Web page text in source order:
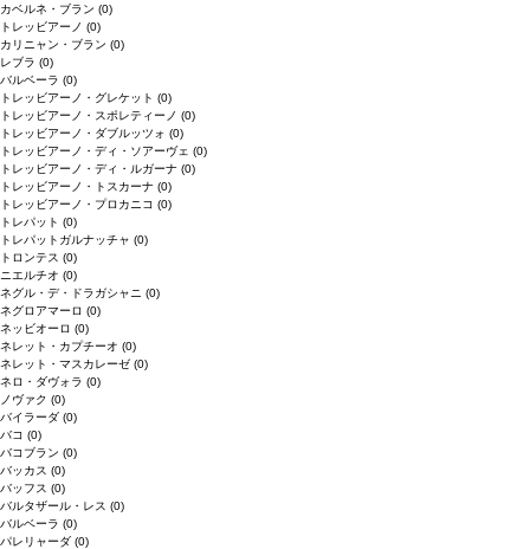
カベルネ・ブラン (0)
トレッビアーノ (0)
カリニャン・ブラン (0)
レブラ (0)
バルベーラ (0)
トレッビアーノ・グレケット (0)
トレッビアーノ・スポレティーノ (0)
トレッビアーノ・ダブルッツォ (0)
トレッビアーノ・ディ・ソアーヴェ (0)
トレッビアーノ・ディ・ルガーナ (0)
トレッビアーノ・トスカーナ (0)
トレッビアーノ・プロカニコ (0)
トレパット (0)
トレパットガルナッチャ (0)
トロンテス (0)
ニエルチオ (0)
ネグル・デ・ドラガシャニ (0)
ネグロアマーロ (0)
ネッビオーロ (0)
ネレット・カプチーオ (0)
ネレット・マスカレーゼ (0)
ネロ・ダヴォラ (0)
ノヴァク (0)
バイラーダ (0)
バコ (0)
バコブラン (0)
バッカス (0)
バッフス (0)
バルタザール・レス (0)
バルベーラ (0)
パレリャーダ (0)